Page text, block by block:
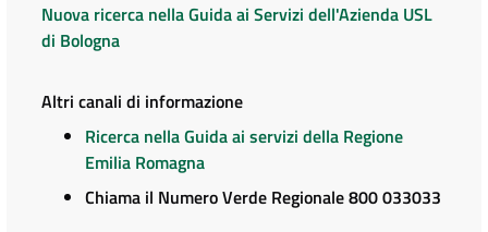
Nuova ricerca nella Guida ai Servizi dell'Azienda USL
di Bologna
Altri canali di informazione
Ricerca nella Guida ai servizi della Regione
Emilia Romagna
Chiama il Numero Verde Regionale 800 033033